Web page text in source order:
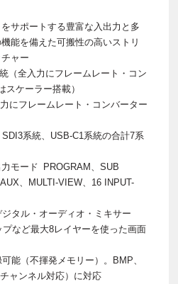
サポートする豊富な入出力と多
能を備えた可搬性の高いストリ
ャー
（全入力にフレームレート・コン
ケーラー搭載）
にフレームレート・コンバーター
系統、USB-C1系統の合計7系
モード PROGRAM、SUB
、MULTI-VIEW、16 INPUT-
タル・オーディオ・ミキサー
プなど最大8レイヤーを使った画面
能（不揮発メモリー）。BMP、
ャンネル対応）に対応